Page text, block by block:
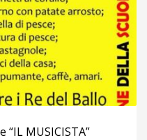
MUSICISTA”